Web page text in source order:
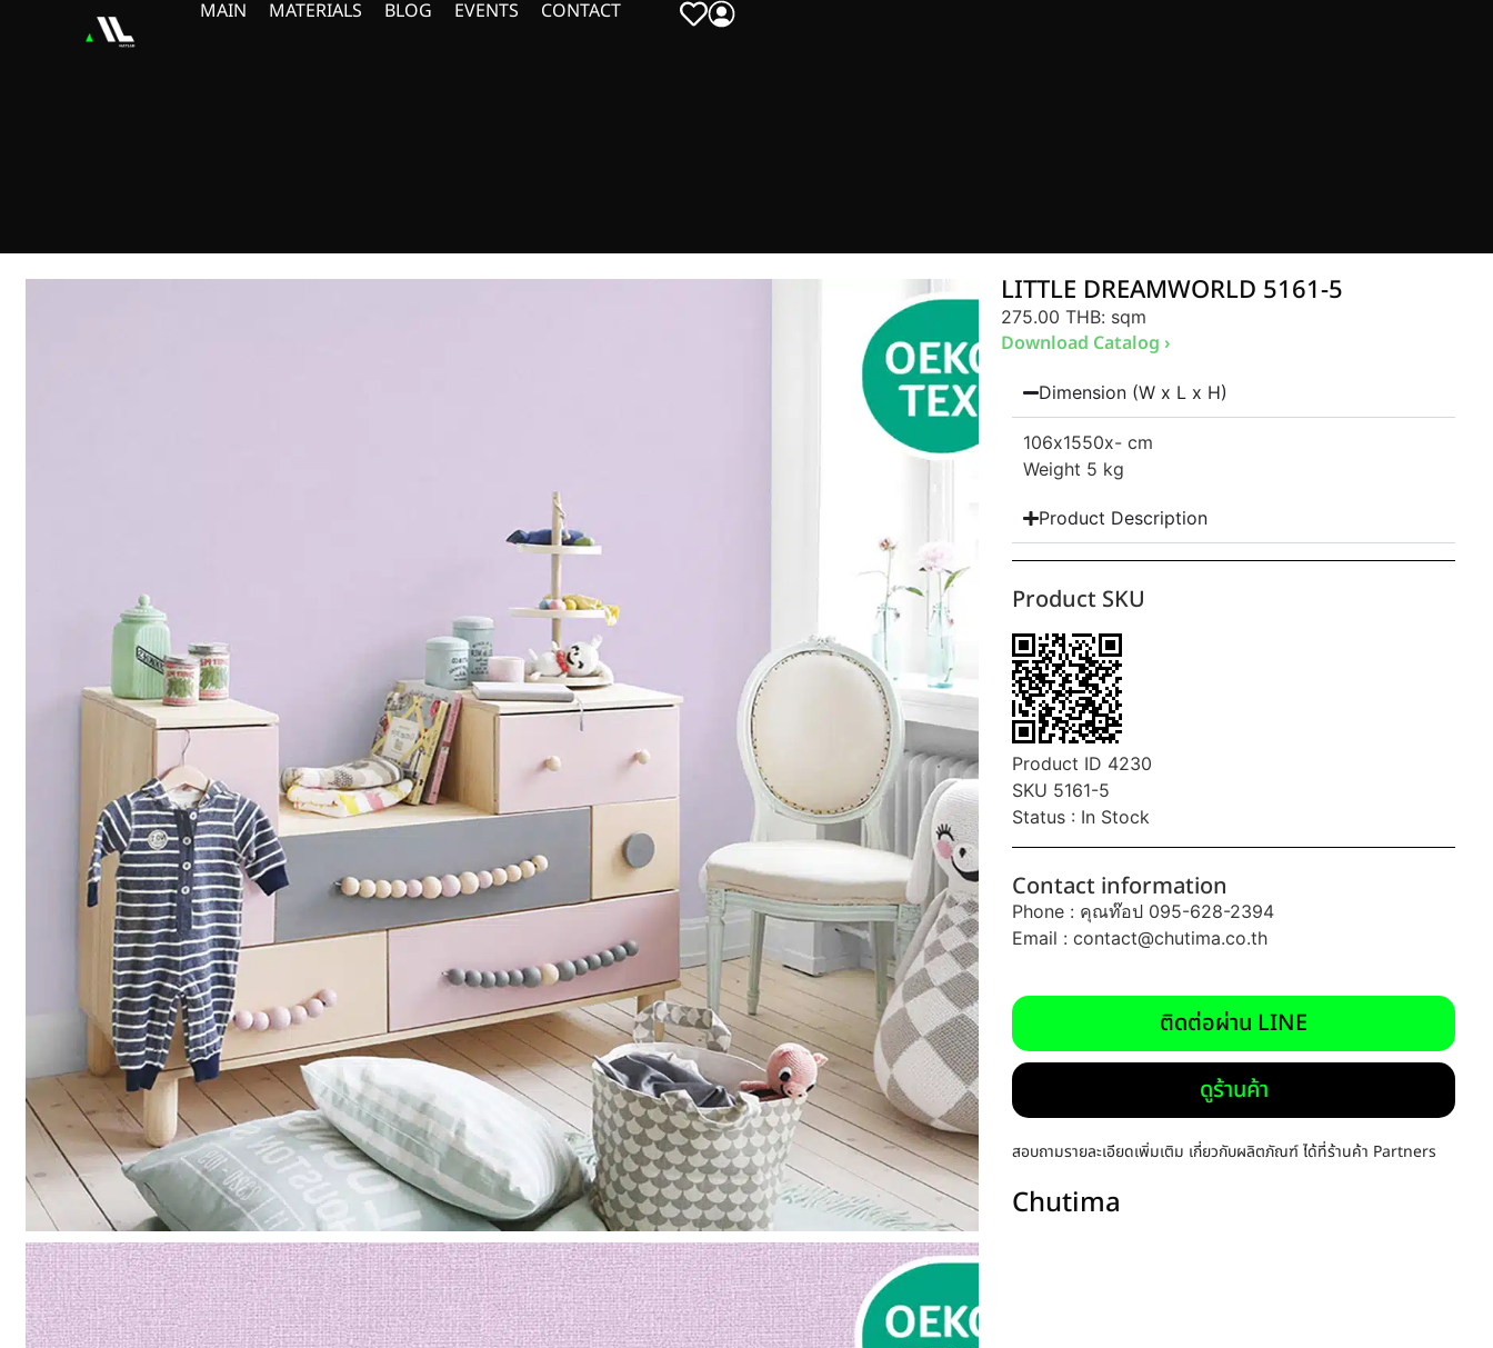
MAIN MATERIALS BLOG EVENTS CONTACT
LITTLE DREAMWORLD 5161-5
275.00 THB: sqm
Download Catalog ›
Dimension (W x L x H)
106x1550x- cm
Weight 5 kg
Product Description
Product SKU
Product ID 4230
SKU 5161-5
Status : In Stock
Contact information
Phone : คุณท๊อป 095-628-2394
Email :contact@chutima.co.th
ติดต่อผ่าน LINE
ดูร้านค้า
สอบถามรายละเอียดเพิ่มเติม เกี่ยวกับผลิตภัณฑ์ ได้ที่ร้านค้า Partners
Chutima